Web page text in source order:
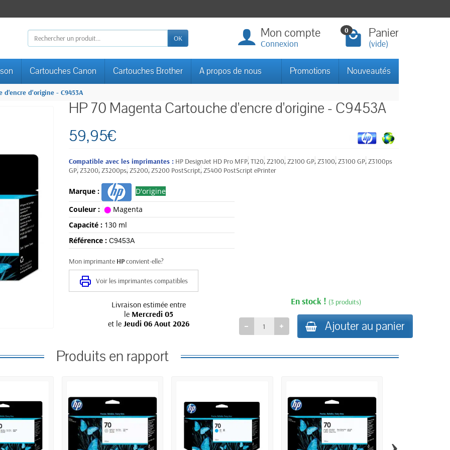
OK Mon compte
Connexion
0 Panier
(vide)
Cartouches Canon Cartouches Brother A propos de nous Promotions Nouveautés
d'encre d'origine - C9453A
HP 70 Magenta Cartouche d'encre d'origine - C9453A
59,95€
Compatible avec les imprimantes : HP DesignJet HD Pro MFP,T120,Z2100,Z2100 GP,Z3100,Z3100 GP,Z3100ps
GP,Z3200,Z3200ps,Z5200,Z5200 PostScript,Z5400 PostScript ePrinter
Marque :
D'origine
Couleur :
Magenta
Capacité : 130 ml
Référence : C9453A
Mon imprimante HPconvient-elle?
Voir les imprimantes compatibles
Livraison estimée entre
le Mercredi 05
et leJeudi 06 Aout 2026
En stock ! (3 produits)
Ajouter au panier
Produits en rapport